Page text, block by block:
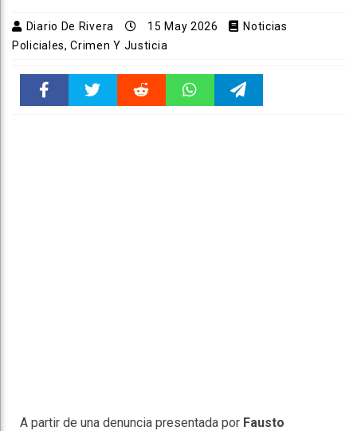
Diario De Rivera 15 May 2026
Noticias
Policiales, Crimen Y Justicia
A partir de una denuncia presentada por Fausto